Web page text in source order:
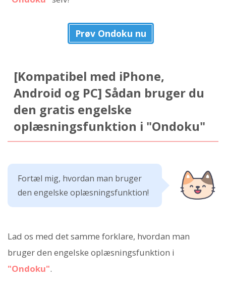
Prøv Ondoku nu
[Kompatibel med iPhone,
Android og PC] Sådan bruger du
den gratis engelske
oplæsningsfunktion i "Ondoku"
Fortæl mig, hvordan man bruger
den engelske oplæsningsfunktion!
Lad os med det samme forklare, hvordan man
bruger den engelske oplæsningsfunktion i
"Ondoku".